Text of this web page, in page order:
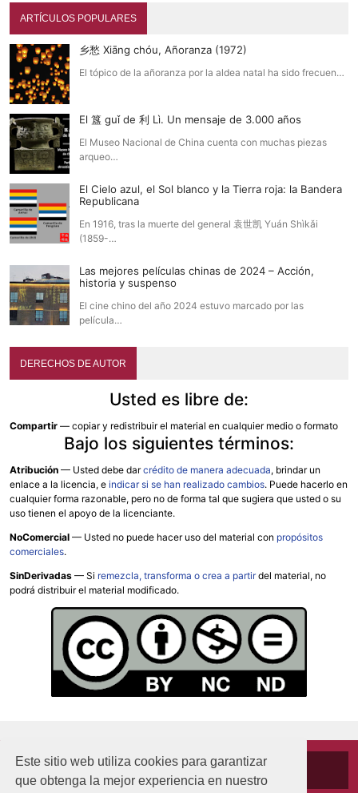
Este sitio web utiliza cookies para garantizar
que obtenga la mejor experiencia en nuestro
ARTÍCULOS POPULARES
乡愁 Xiāng chóu, Añoranza (1972)
El tópico de la añoranza por la aldea natal ha sido frecuen…
El 簋 guǐ de 利 Lì. Un mensaje de 3.000 años
El Museo Nacional de China cuenta con muchas piezas
arqueo…
El Cielo azul, el Sol blanco y la Tierra roja: la Bandera
Republicana
En 1916, tras la muerte del general 袁世凯 Yuán Shìkǎi
(1859-…
Las mejores películas chinas de 2024 – Acción,
historia y suspenso
El cine chino del año 2024 estuvo marcado por las
película…
DERECHOS DE AUTOR
Usted es libre de:
Compartir — copiar y redistribuir el material en cualquier medio o formato
Bajo los siguientes términos:
Atribución — Usted debe darcrédito de manera adecuada, brindar un
enlace a la licencia, e indicar si se han realizado cambios. Puede hacerlo en
cualquier forma razonable, pero no de forma tal que sugiera que usted o su
uso tienen el apoyo de la licenciante.
NoComercial — Usted no puede hacer uso del material con propósitos
comerciales.
SinDerivadas — Si remezcla, transforma o crea a partirdel material, no
podrá distribuir el material modificado.
Cookies